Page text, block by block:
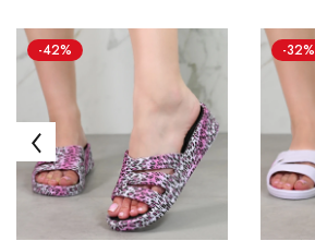
-42% -32%